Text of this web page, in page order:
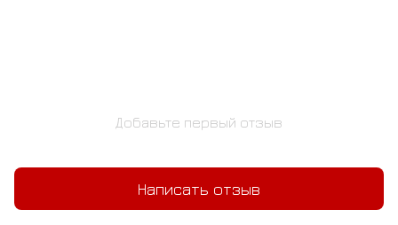
Добавьте первый отзыв
Написать отзыв